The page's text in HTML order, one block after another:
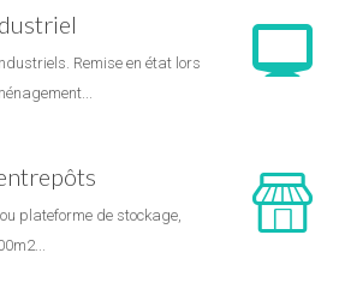
Remise en état lors
plateforme de stockage,